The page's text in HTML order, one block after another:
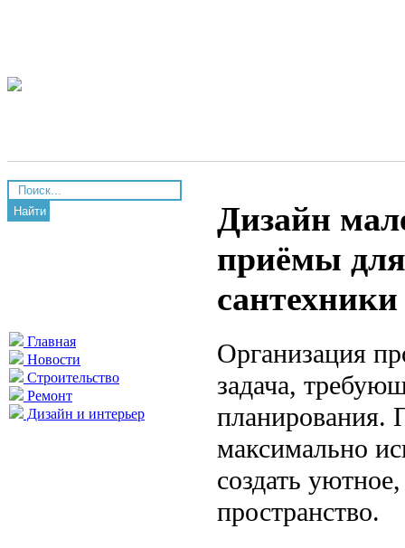
Найти
Главная
Новости
Строительство
Ремонт
Дизайн и интерьер
Дизайн
приёмы
Организация
задача,
планирования.
максимально
создать
пространство.